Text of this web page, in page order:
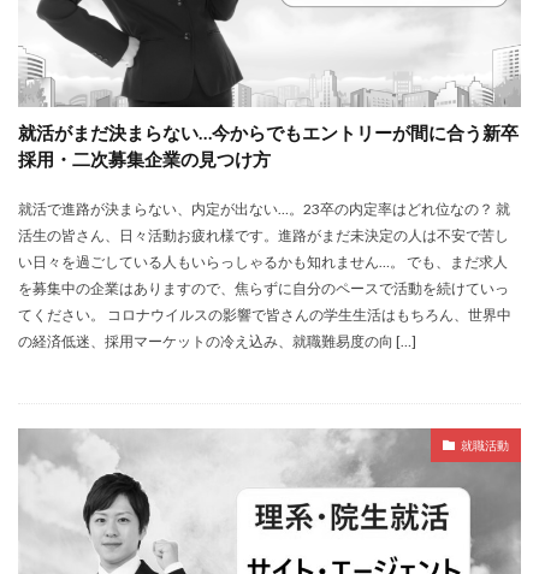
就活がまだ決まらない…今からでもエントリーが間に合う新卒
採用・二次募集企業の見つけ方
就活で進路が決まらない、内定が出ない…。23卒の内定率はどれ位なの？ 就
活生の皆さん、日々活動お疲れ様です。進路がまだ未決定の人は不安で苦し
い日々を過ごしている人もいらっしゃるかも知れません…。 でも、まだ求人
を募集中の企業はありますので、焦らずに自分のペースで活動を続けていっ
てください。 コロナウイルスの影響で皆さんの学生生活はもちろん、世界中
の経済低迷、採用マーケットの冷え込み、就職難易度の向 […]
就職活動